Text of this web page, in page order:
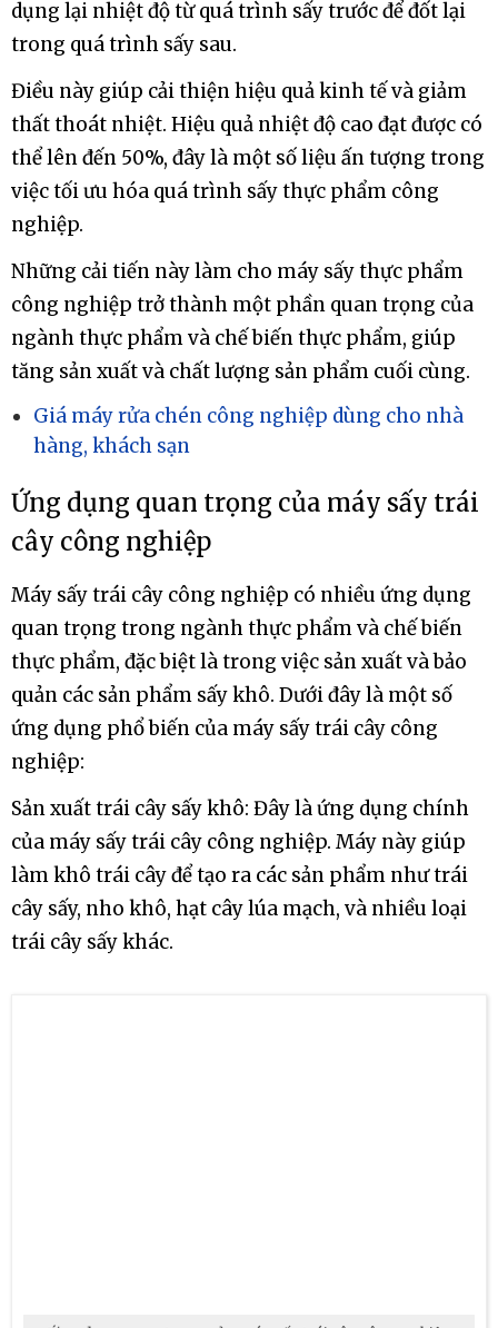
lượng và nâng cao hiệu suất sấy bằng cách sử
dụng lại nhiệt độ từ quá trình sấy trước để đốt lại
trong quá trình sấy sau.
Điều này giúp cải thiện hiệu quả kinh tế và giảm
thất thoát nhiệt. Hiệu quả nhiệt độ cao đạt được có
thể lên đến 50%, đây là một số liệu ấn tượng trong
việc tối ưu hóa quá trình sấy thực phẩm công
nghiệp.
Những cải tiến này làm cho máy sấy thực phẩm
công nghiệp trở thành một phần quan trọng của
ngành thực phẩm và chế biến thực phẩm, giúp
tăng sản xuất và chất lượng sản phẩm cuối cùng.
Giá máy rửa chén công nghiệp dùng cho nhà
Ứng dụng quan trọng của máy sấy trái
cây công nghiệp
Máy sấy trái cây công nghiệp có nhiều ứng dụng
quan trọng trong ngành thực phẩm và chế biến
thực phẩm, đặc biệt là trong việc sản xuất và bảo
quản các sản phẩm sấy khô. Dưới đây là một số
ứng dụng phổ biến của máy sấy trái cây công
nghiệp:
Sản xuất trái cây sấy khô: Đây là ứng dụng chính
của máy sấy trái cây công nghiệp. Máy này giúp
làm khô trái cây để tạo ra các sản phẩm như trái
cây sấy, nho khô, hạt cây lúa mạch, và nhiều loại